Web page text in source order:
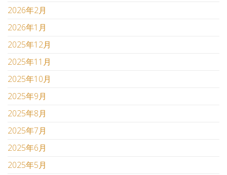
2026年2月
2026年1月
2025年12月
2025年11月
2025年10月
2025年9月
2025年8月
2025年7月
2025年6月
2025年5月